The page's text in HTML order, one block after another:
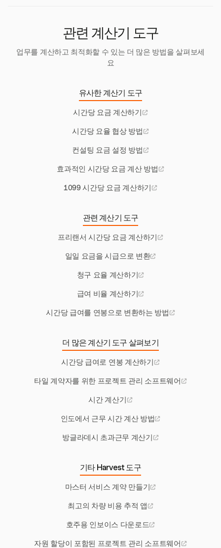
관련 계산기 도구
업무를 계산하고 최적화할 수 있는 더 많은 방법을 살펴보세
요
유사한 계산기 도구
시간당 요금 계산하기
시간당 요율 협상 방법
컨설팅 요금 설정 방법
효과적인 시간당 요금 계산 방법
1099 시간당 요금 계산하기
관련 계산기 도구
프리랜서 시간당 요금 계산하기
일일 요금을 시급으로 변환
청구 요율 계산하기
급여 비율 계산하기
시간당 급여를 연봉으로 변환하는 방법
더 많은 계산기 도구 살펴보기
시간당 급여로 연봉 계산하기
타일 계약자를 위한 프로젝트 관리 소프트웨어
시간 계산기
인도에서 근무 시간 계산 방법
방글라데시 초과근무 계산기
기타 Harvest 도구
마스터 서비스 계약 만들기
최고의 차량 비용 추적 앱
호주용 인보이스 다운로드
자원 할당이 포함된 프로젝트 관리 소프트웨어